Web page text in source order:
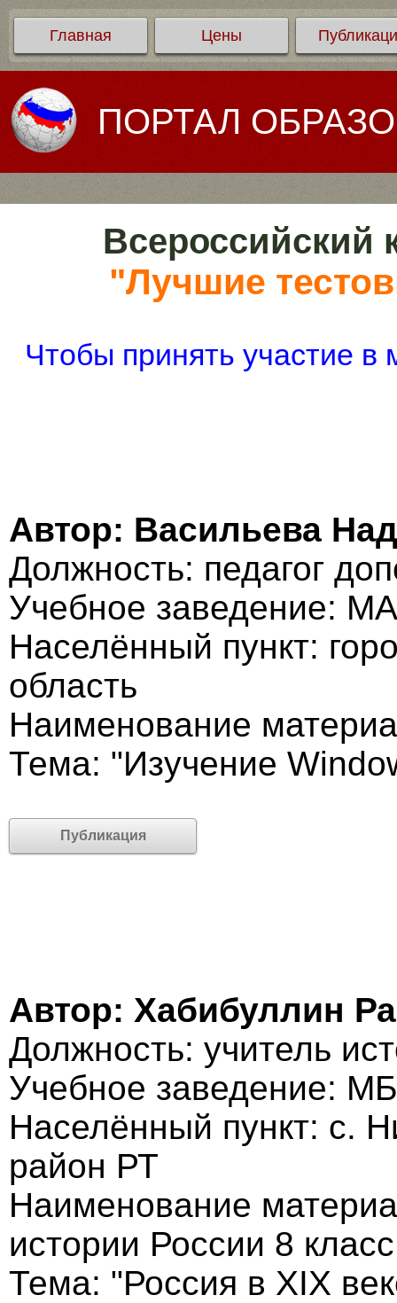
Главная Цены
ПОРТАЛ
Всероссийский
"Лучшие
Чтобы принять участие
Автор: Васильева
Должность: педагог
Учебное заведение:
Населённый пункт:
область
Наименование
Тема: "Изучение
Публикация
Автор: Хабибуллин
Должность: учитель
Учебное заведение:
Населённый пункт: с.
район РТ
Наименование
истории России 8 класс
Тема: "Россия в XIX